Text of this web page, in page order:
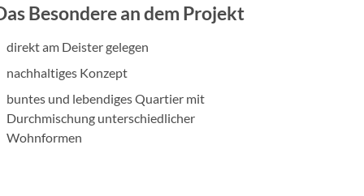
Besondere an dem Projekt
direkt am Deister gelegen
nachhaltiges Konzept
buntes und lebendiges Quartier mit
Durchmischung unterschiedlicher
Wohnformen